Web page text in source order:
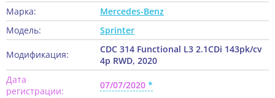
Марка:
Mercedes-Benz
Модель:
Sprinter
Модификация:
CDC 314 Functional L3 2.1CDi 143pk/cv
4p RWD, 2020
Дата
регистрации:
07/07/2020